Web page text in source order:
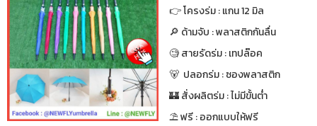
👉 โครงร่ม : แกน 12 มิล
🔎 ด้ามจับ : พลาสติกกันลื่น
🧐 สายรัดร่ม : เทปล๊อค
🐻 ปลอกร่ม : ซองพลาสติก
🏰 สั่งผลิตร่ม : ไม่มีขั้นต่ำ
⛱ ฟรี : ออกแบบให้ฟรี